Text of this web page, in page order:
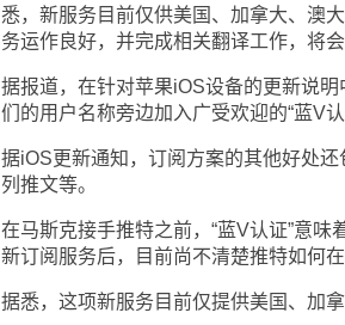
悉，新服务目前仅供美国、加拿大、澳
务运作良好，并完成相关翻译工作，将会
据报道，在针对苹果iOS设备的更新说
们的用户名称旁边加入广受欢迎的“蓝V
据iOS更新通知，订阅方案的其他好处
列推文等。
在马斯克接手推特之前，“蓝V认证”意
新订阅服务后，目前尚不清楚推特如何
据悉，这项新服务目前仅提供美国、加